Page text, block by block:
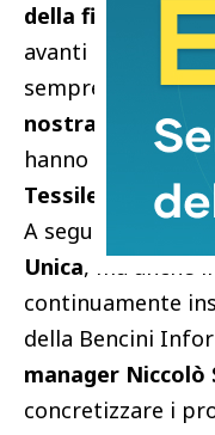
della filiera e
avanti importante
sempre maggiore
nostra presenza
hanno la
Tessile
A seguire il
Unica, ma anche
continuamente
della Bencini
manager Niccolò
concretizzare i